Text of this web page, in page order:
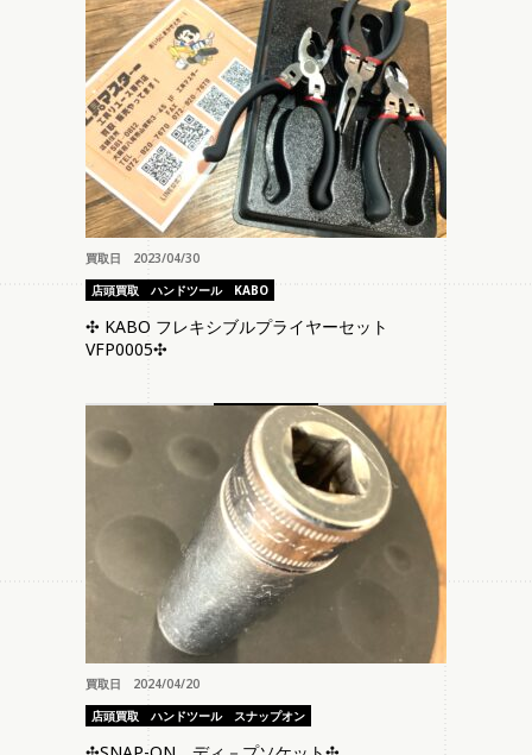
買取日 2023/04/30
店頭買取
ハンドツール KABO
✣ KABO フレキシブルプライヤーセット
VFP0005✣
買取日 2024/04/20
店頭買取
ハンドツール スナップオン